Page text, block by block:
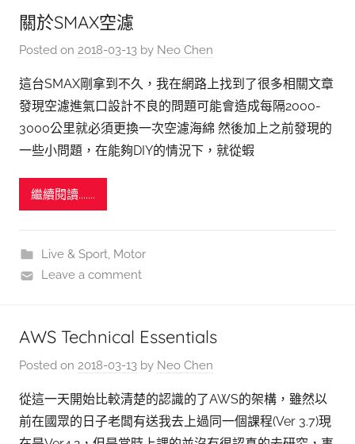
關於SMAX空濾
Posted on 2018-03-13 by Neo Chen
這台SMAX剛拿到不久，我在網路上找到了很多相關文章
發現空濾進氣口設計不良的問題可能會造成每隔2000-
3000公里就必須更換一次空濾海綿 然後加上之前發現的
一些小問題，在能夠DIY的情況下，就從蝦
繼續閱讀.......
Live & Sport, Motor
Leave a comment
AWS Technical Essentials
Posted on 2018-03-13 by Neo Chen
從這一天開始比較清楚的認識的了AWS的架構，雖然以
前在國眾的日子老闆有送我去上過同一個課程(Ver 3.7)現